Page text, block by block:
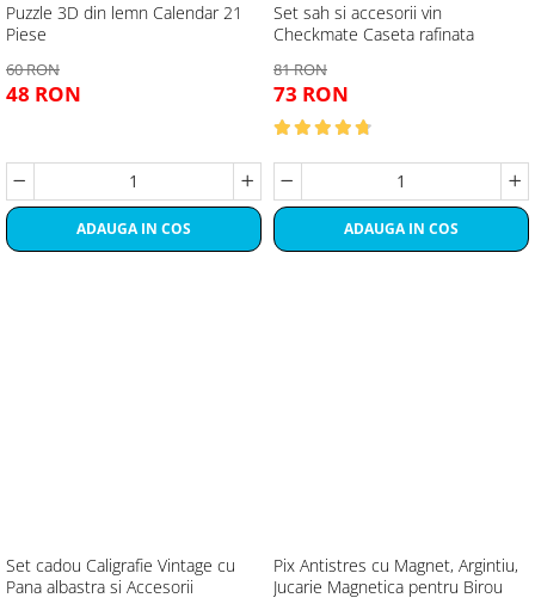
Puzzle 3D din lemn Calendar 21
Piese
60 RON
48 RON
ADAUGA IN COS
Set sah si accesorii vin
Checkmate Caseta rafinata
81 RON
73 RON
ADAUGA IN COS
Set cadou Caligrafie Vintage cu
Pana albastra si Accesorii
Pix Antistres cu Magnet, Argintiu,
Jucarie Magnetica pentru Birou